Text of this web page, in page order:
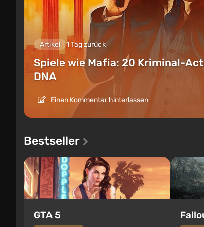
Artikel 1 Tag zurück
Spiele wie Mafia: 20 Kriminal-
DNA
Einen Kommentar hinterlassen
Bestseller
GTA 5